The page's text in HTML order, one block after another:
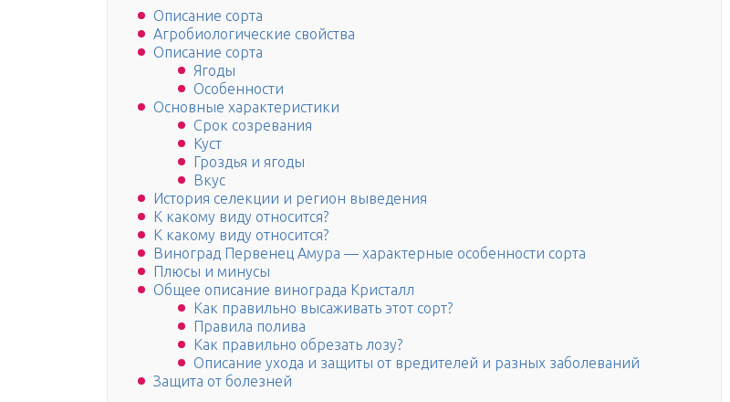
Описание сорта
Агробиологические свойства
Описание сорта
Ягоды
Особенности
Основные характеристики
Срок созревания
Куст
Гроздья и ягоды
Вкус
История селекции и регион выведения
К какому виду относится?
К какому виду относится?
Виноград Первенец Амура — характерные особенности сорта
Плюсы и минусы
Общее описание винограда Кристалл
Как правильно высаживать этот сорт?
Правила полива
Как правильно обрезать лозу?
Описание ухода и защиты от вредителей и разных заболеваний
Защита от болезней